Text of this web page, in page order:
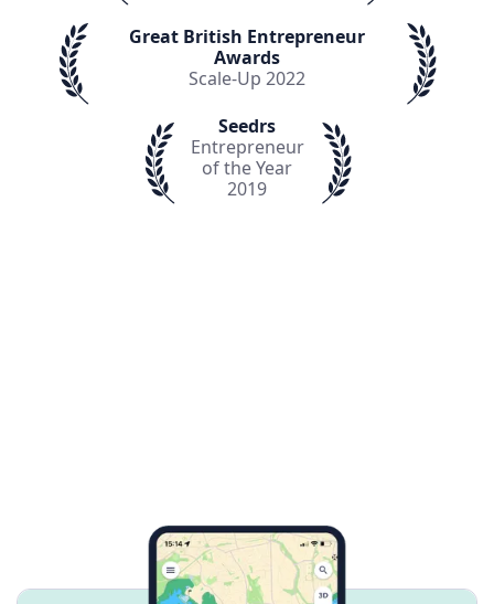
Great British Entrepreneur
Awards
Scale-Up 2022
Seedrs
Entrepreneur
of the Year
2019